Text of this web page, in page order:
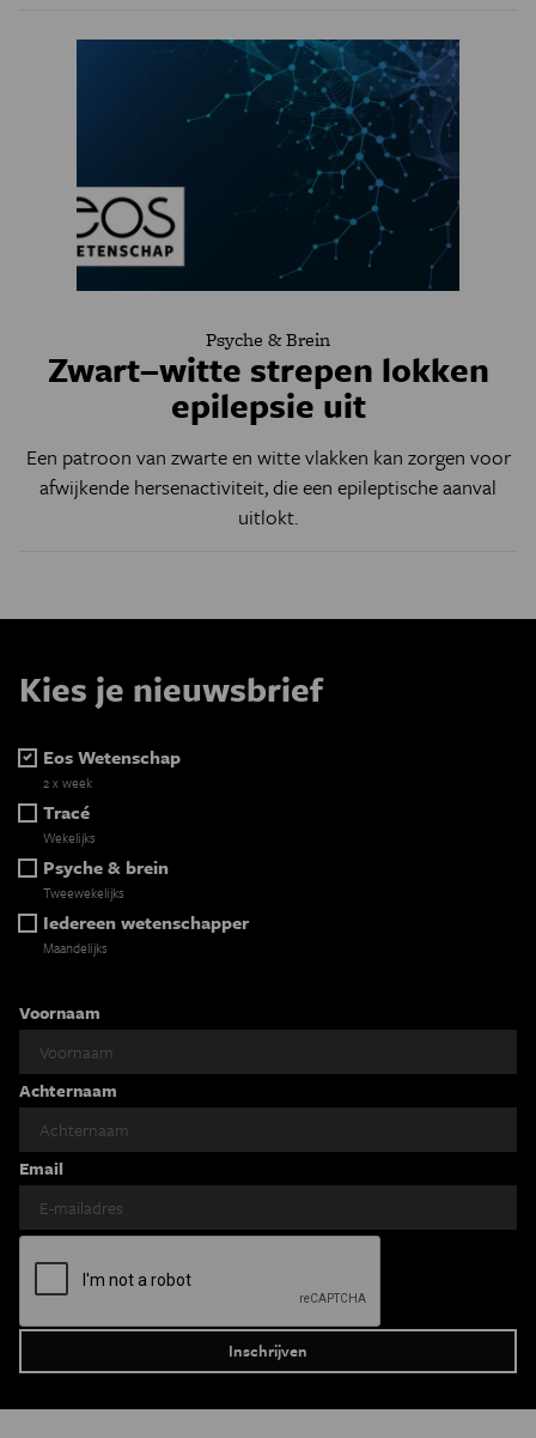
Psyche & Brein
Zwart–witte strepen lokken
epilepsie uit
Een patroon van zwarte en witte vlakken kan zorgen voor
afwijkende hersenactiviteit, die een epileptische aanval
uitlokt.
Kies je nieuwsbrief
Eos Wetenschap
2 x week
Tracé
Wekelijks
Psyche & brein
Tweewekelijks
Iedereen wetenschapper
Maandelijks
Voornaam
Achternaam
Email